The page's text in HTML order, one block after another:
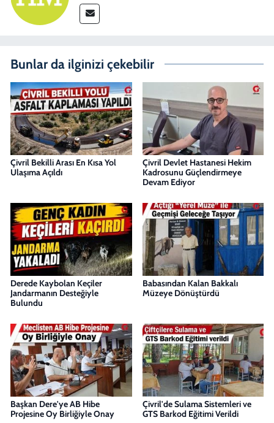
Bunlar da ilginizi çekebilir
Çivril Bekilli Arası En Kısa Yol
Ulaşıma Açıldı
Çivril Devlet Hastanesi Hekim
Kadrosunu Güçlendirmeye
Devam Ediyor
Derede Kaybolan Keçiler
Jandarmanın Desteğiyle
Bulundu
Babasından Kalan Bakkalı
Müzeye Dönüştürdü
Başkan Dere'ye AB Hibe
Projesine Oy Birliğiyle Onay
Çivril'de Sulama Sistemleri ve
GTS Barkod Eğitimi Verildi